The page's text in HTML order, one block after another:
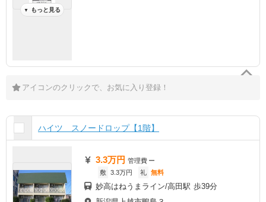
▼ もっと見る
アイコンのクリックで、お気に入り登録！
ハイツ スノードロップ【1階】
3.3万円 管理費 ー
敷 3.3万円 礼 無料
妙高はねうまライン/高田駅 歩39分